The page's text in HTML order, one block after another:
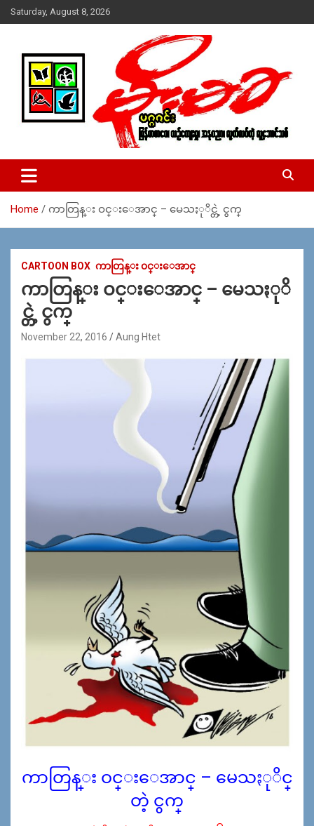
Skip
to
Saturday, August 8, 2026
MoeMaKa Burmese News &
Media
ယ္ေရး – အမွတ္ ၂၅၄၊ ပထပ္၊ လမ္း ၄၀၊ ေက်ာက္တံတား၊ ရန္ကုန္။
(ဖုုံး – ၀၉ ၂၅၂ ၂၄၉ ၀၉၄ ၊ ၀၉ ၄၂၁ ၇၄၃ ၇၅၃ ၊ ၀၉ ၅၀၄ ၁၀ ၅၈) ျ
ဇာေစ်းသစ္ ။ ၀၉ ၇၈၆၈၃၇ ၃၀၅ / ၀၉ ၉၆၃၆၉၉၈၃၄
Home ကာတြန္း ဝင္းေအာင္ – မေသႏုိင္တဲ့ ငွက္
CARTOON BOX ကာတြန္း ၀င္းေအာင္
ကာတြန္း ဝင္းေအာင္ – မေသႏုိ
င္တဲ့ ငွက္
November 22, 2016 Aung Htet
ကာတြန္း ဝင္းေအာင္ – မေသႏုိင္
တဲ့ ငွက္